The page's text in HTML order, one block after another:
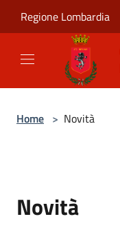
Regione Lombardia
Home > Novità
Novità